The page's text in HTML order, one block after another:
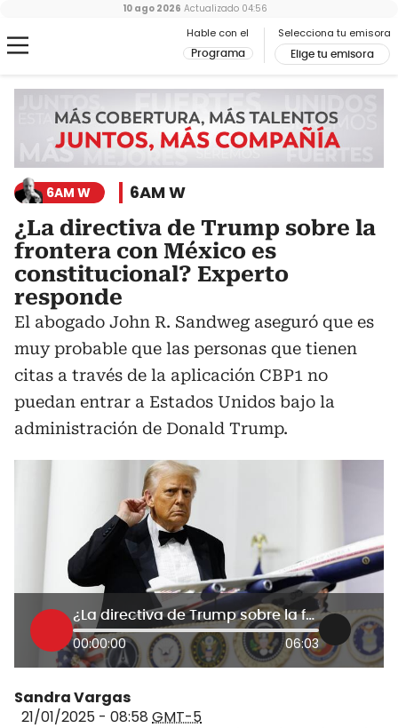
Hable con el
Programa
Selecciona tu emisora
Elige tu emisora
10 ago 2026 Actualizado 04:56
6AM W 6AM W
¿La directiva de Trump sobre la
frontera con México es
constitucional? Experto
responde
El abogado John R. Sandweg aseguró que es
muy probable que las personas que tienen
citas a través de la aplicación CBP1 no
puedan entrar a Estados Unidos bajo la
administración de Donald Trump.
¿La directiva de Trump sobre la frontera con México es constitucional? Experto responde
00:00:00 06:03
Sandra Vargas
21/01/2025 - 08:58 GMT-5